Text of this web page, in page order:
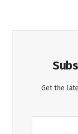
Get the